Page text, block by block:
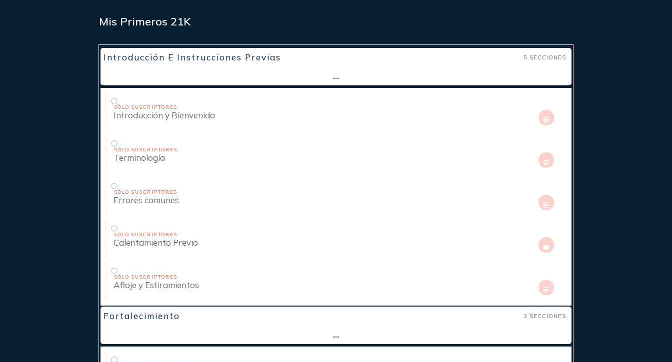
Mis Primeros 21K
Introducción E Instrucciones Previas 5 SECCIONES
SÓLO SUSCRIPTORES
Introducción y Bienvenida
SÓLO SUSCRIPTORES
Terminología
SÓLO SUSCRIPTORES
Errores comunes
SÓLO SUSCRIPTORES
Calentamiento Previo
SÓLO SUSCRIPTORES
Afloje y Estiramientos
Fortalecimiento 2 SECCIONES